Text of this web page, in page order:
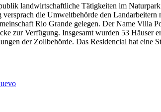
landwirtschaftliche Tätigkeiten im
die Umweltbehörde den
Rio Grande gelegen. Der Name Villa
zur Verfügung. Insgesamt wurden 53 Häuser
der Zollbehörde. Das Residencial hat eine